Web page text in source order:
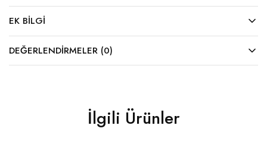
EK BILGI
DEĞERLENDIRMELER (0)
İlgili Ürünler